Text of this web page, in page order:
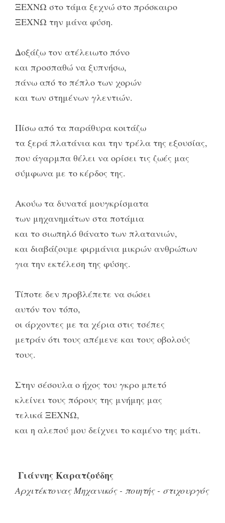
ΞΕΧΝΩ στο τάμα ξεχνώ στο πρόσκαιρο
ΞΕΧΝΩ την μάνα φύση.
Δοξάζω τον ατέλειωτο πόνο
και προσπαθώ να ξυπνήσω,
πάνω από το πέπλο των χορών
και των στημένων γλεντιών.
Πίσω από τα παράθυρα κοιτάζω
τα ξερά πλατάνια και την τρέλα της εξουσίας,
που άγαρμπα θέλει να ορίσει τις ζωές μας
σύμφωνα με το κέρδος της.
Ακούω τα δυνατά μουγκρίσματα
των μηχανημάτων στα ποτάμια
και το σιωπηλό θάνατο των πλατανιών,
και διαβάζουμε φιρμάνια μικρών ανθρώπων
για την εκτέλεση της φύσης.
Τίποτε δεν προβλέπετε να σώσει
αυτόν τον τόπο,
οι άρχοντες με τα χέρια στις τσέπες
μετράν ότι τους απέμενε και τους οβολούς
τους.
Στην σέσουλα ο ήχος του γκρο μπετό
κλείνει τους πόρους της μνήμης μας
τελικά ΞΕΧΝΩ,
και η αλεπού μου δείχνει το καμένο της μάτι.
Γιάννης Καρατζούδης
Αρχιτέκτονας Μηχανικός - ποιητής - στιχουργός